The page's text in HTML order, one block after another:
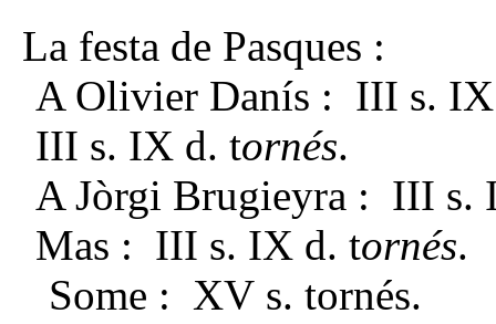
La festa de Pasques :
A Olivier Danís : III s.
III s. IX d. tornés.
A Jòrgi Brugieyra : III s.
Mas : III s. IX d. tornés.
Some : XV s. tornés.